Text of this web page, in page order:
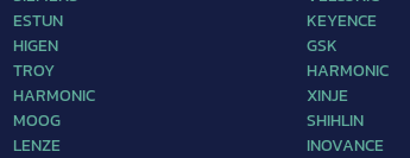
ESTUN
HIGEN
TROY
HARMONIC
MOOG
LENZE
KEYENCE
GSK
HARMONIC
XINJE
SHIHLIN
INOVANCE